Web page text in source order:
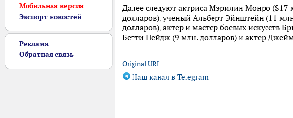
Мобильная версия
Экспорт новостей
Реклама
Обратная связь
Далее следуют актриса Мэрилин Монро ($17
долларов), ученый Альберт Эйнштейн (11
долларов), актер и мастер боевых искусств
Бетти Пейдж (9 млн. долларов) и актер
Original URL
Наш канал в Telegram